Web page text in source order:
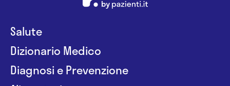
Salute
Dizionario Medico
Diagnosi e Prevenzione